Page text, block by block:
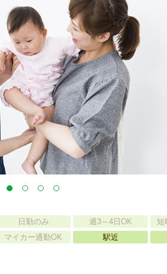
日勤のみ 週3～4日OK
短
マイカー通勤OK 駅近